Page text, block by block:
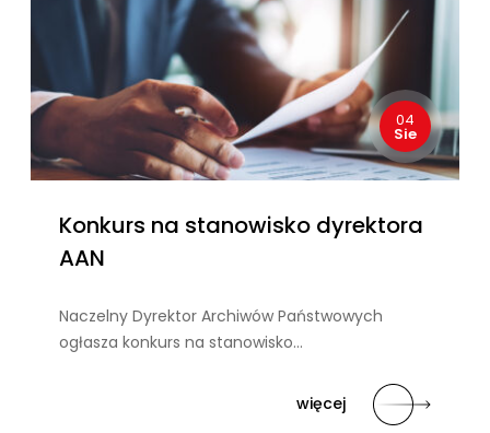
04
Sie
Konkurs na stanowisko dyrektora
AAN
Naczelny Dyrektor Archiwów Państwowych
ogłasza konkurs na stanowisko…
więcej